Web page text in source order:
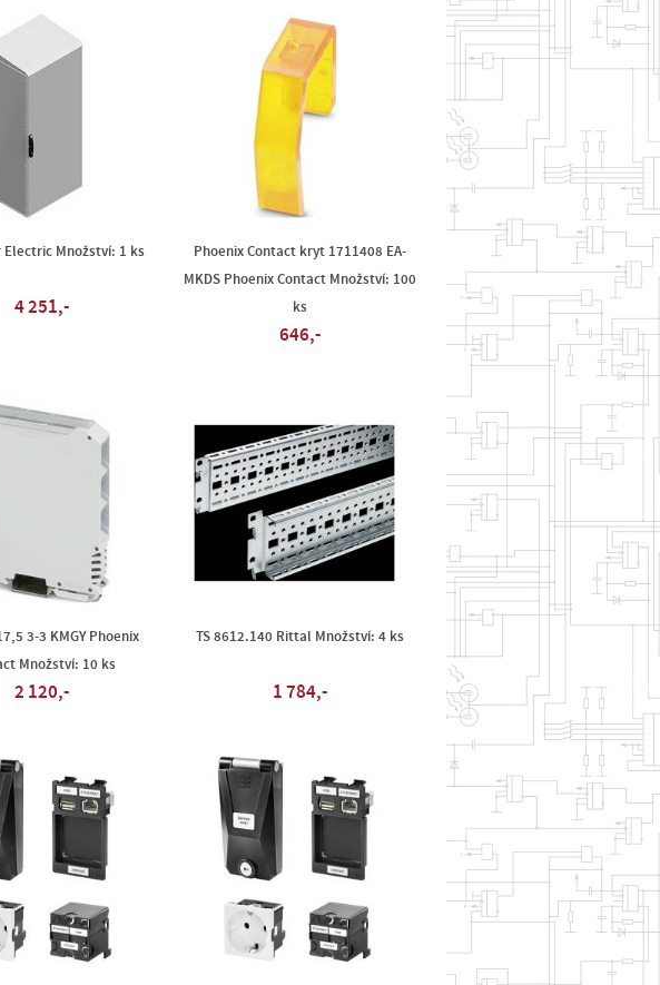
Electric Množství: 1 ks
4 251,-
Phoenix Contact kryt 1711408 EA-
MKDS Phoenix Contact Množství: 100
ks
646,-
3-3 KMGY Phoenix
Množství: 10 ks
2 120,-
TS 8612.140 Rittal Množství: 4 ks
1 784,-